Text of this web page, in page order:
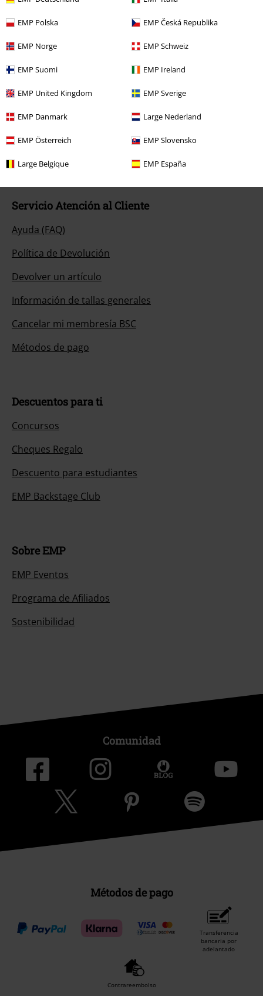
EMP Polska EMP Česká Republika
EMP Norge EMP Schweiz
EMP Suomi EMP Ireland
EMP United Kingdom EMP Sverige
EMP Danmark Large Nederland
EMP Österreich EMP Slovensko
Large Belgique EMP España
Nuestro servicio de atención al cliente está a tu
Nos puedes contactar por teléfono de las 09:00 hasta las 17:00.
Servicio Atención al Cliente
Ayuda (FAQ)
Política de Devolución
Devolver un artículo
Información de tallas generales
Cancelar mi membresía BSC
Métodos de pago
Descuentos para ti
Concursos
Cheques Regalo
Descuento para estudiantes
EMP Backstage Club
Sobre EMP
EMP Eventos
Programa de Afiliados
Sostenibilidad
Comunidad
Métodos de pago
Transferencia
bancaria por
adelantado
Contrareembolso